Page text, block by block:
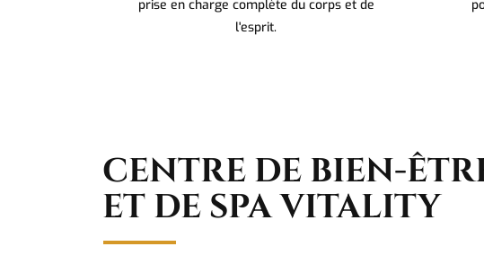
prise en charge complète du corps et de
l'esprit.
CENTRE DE BIEN-
ET DE SPA VITALITY